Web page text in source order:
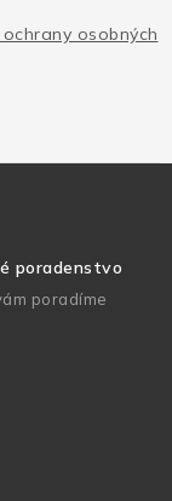
osobných
poradenstvo
poradíme